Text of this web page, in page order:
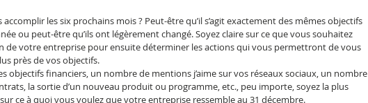
les six prochains mois ? Peut-être qu’il s’agit exactement des mêmes objectifs
ou peut-être qu’ils ont légèrement changé. Soyez claire sur ce que vous souhaitez
de votre entreprise pour ensuite déterminer les actions qui vous permettront de vous
près de vos objectifs.
objectifs financiers, un nombre de mentions j’aime sur vos réseaux sociaux, un nombre
la sortie d’un nouveau produit ou programme, etc., peu importe, soyez la plus
ce à quoi vous voulez que votre entreprise ressemble au 31 décembre.